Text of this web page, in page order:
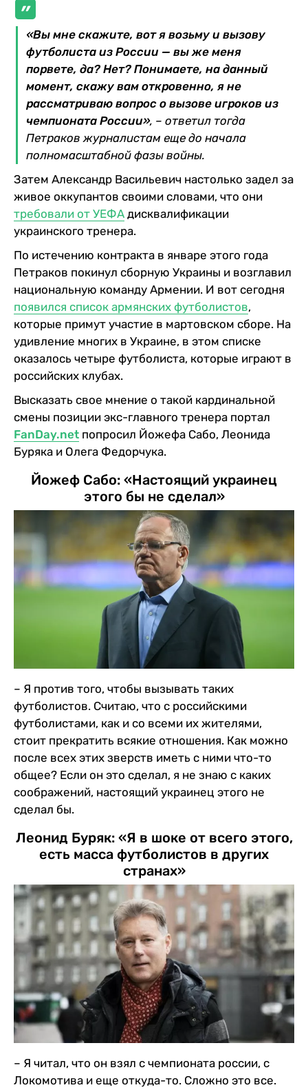
«Вы мне скажите, вот я возьму и вызову
футболиста из России — вы же меня
порвете, да? Нет? Понимаете, на данный
момент, скажу вам откровенно, я не
рассматриваю вопрос о вызове игроков из
чемпионата России», – ответил тогда
Петраков журналистам еще до начала
полномасштабной фазы войны.
Затем Александр Васильевич настолько задел за
живое оккупантов своими словами, что они
требовали от УЕФА дисквалификации
украинского тренера.
По истечению контракта в январе этого года
Петраков покинул сборную Украины и возглавил
национальную команду Армении. И вот сегодня
появился список армянских футболистов,
которые примут участие в мартовском сборе. На
удивление многих в Украине, в этом списке
оказалось четыре футболиста, которые играют в
российских клубах.
Высказать свое мнение о такой кардинальной
смены позиции экс-главного тренера портал
FanDay.net попросил Йожефа Сабо, Леонида
Буряка и Олега Федорчука.
Йожеф Сабо: «Настоящий украинец
этого бы не сделал»
– Я против того, чтобы вызывать таких
футболистов. Считаю, что с российскими
футболистами, как и со всеми их жителями,
стоит прекратить всякие отношения. Как можно
после всех этих зверств иметь с ними что-то
общее? Если он это сделал, я не знаю с каких
соображений, настоящий украинец этого не
сделал бы.
Леонид Буряк: «Я в шоке от всего этого,
есть масса футболистов в других
странах»
– Я читал, что он взял с чемпионата россии, с
Локомотива и еще откуда-то. Сложно это все.